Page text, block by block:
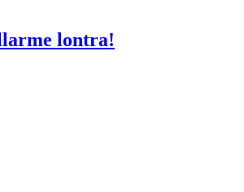
lontra!